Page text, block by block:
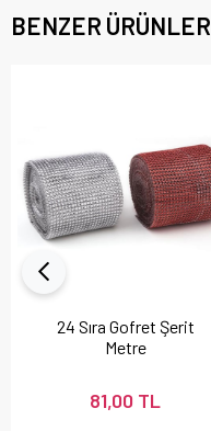
BENZER ÜRÜNLER
24 Sıra Gofret Şerit
Metre
81,00 TL